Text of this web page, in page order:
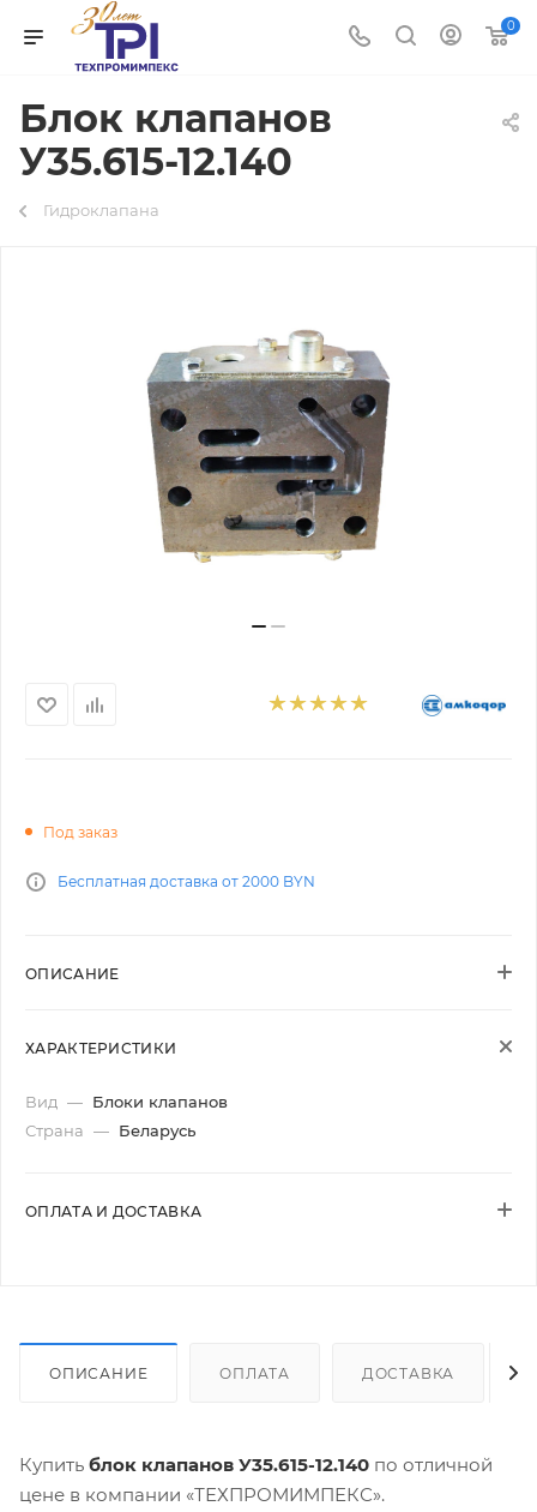
0
Блок клапанов
У35.615-12.140
Гидроклапана
Под заказ
Бесплатная доставка от 2000 BYN
ОПИСАНИЕ
ХАРАКТЕРИСТИКИ
Вид — Блоки клапанов
Страна — Беларусь
ОПЛАТА И ДОСТАВКА
ОПИСАНИЕ ОПЛАТА ДОСТАВКА
Купить блок клапанов У35.615-12.140 по отличной
цене в компании «ТЕХПРОМИМПЕКС».